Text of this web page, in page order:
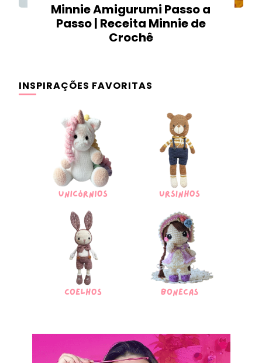
Minnie Amigurumi Passo a
Passo | Receita Minnie de
Crochê
INSPIRAÇÕES FAVORITAS